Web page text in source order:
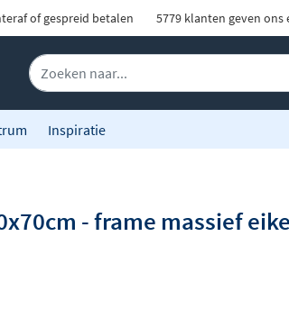
of gespreid betalen 5779 klanten geven ons
Inspiratie
- frame massief